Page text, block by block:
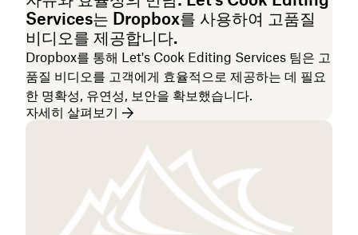
Services는 Dropbox를 사용하여 고품질
비디오를 제공합니다.
Dropbox를 통해 Let's Cook Editing Services 팀은 고
품질 비디오를 고객에게 효율적으로 제공하는 데 필요
한 명확성, 유연성, 보안을 확보했습니다.
자세히 살펴보기